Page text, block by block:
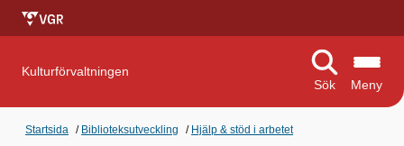
Kulturförvaltningen
Sök
Meny
Startsida / Biblioteksutveckling / Hjälp & stöd i arbetet